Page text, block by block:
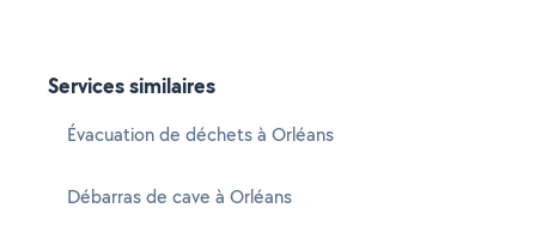
Services similaires
Évacuation de déchets à Orléans
Débarras de cave à Orléans